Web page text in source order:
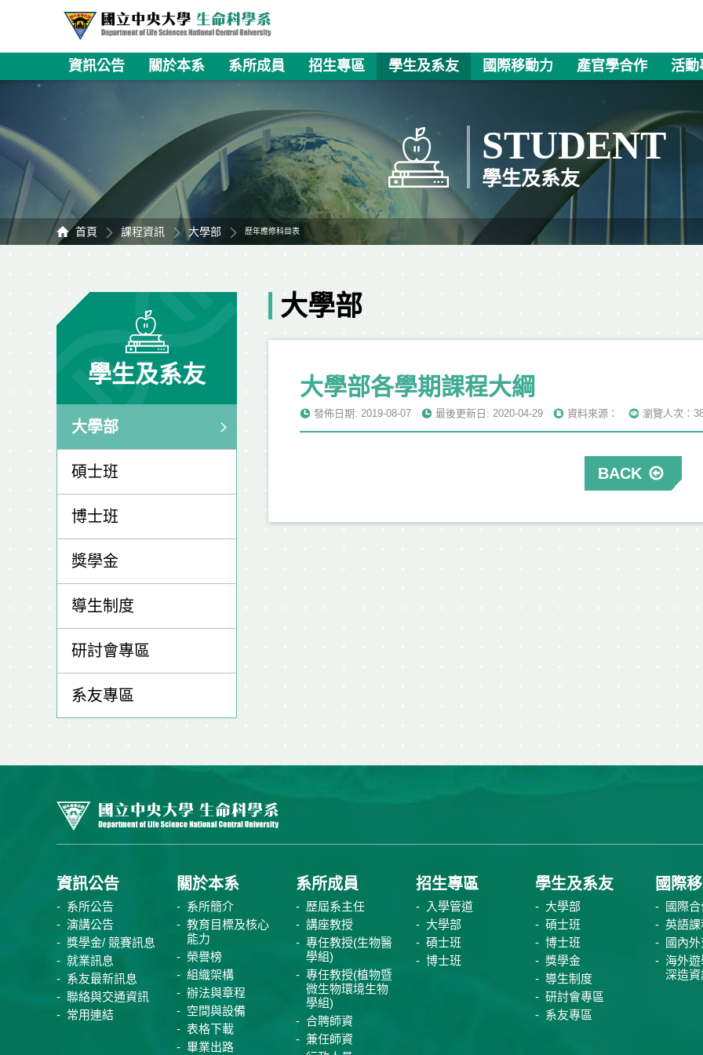
資訊公告 關於本系 系所成員 招生專區 學生及系友 國際移動力 產官學合作 活動
STUDENT
學生及系友
首頁 課程資訊 大學部 歷年應修科目表
學生及系友
大學部
碩士班
博士班
獎學金
導生制度
研討會專區
系友專區
大學部
大學部各學期課程大綱
發佈日期: 2019-08-07 最後更新日: 2020-04-29 資料來源： 瀏覽人次：
BACK
資訊公告
系所公告
演講公告
獎學金/ 競賽訊息
就業訊息
系友最新訊息
聯絡與交通資訊
常用連結
關於本系
系所簡介
教育目標及核心
能力
榮譽榜
組織架構
辦法與章程
空間與設備
表格下載
畢業出路
系所成員
歷屆系主任
講座教授
專任教授(生物醫
學組)
專任教授(植物暨
微生物環境生物
學組)
合聘師資
兼任師資
招生專區
入學管道
大學部
碩士班
博士班
學生及系友
大學部
碩士班
博士班
獎學金
導生制度
研討會專區
系友專區
國際
國際合
英語課
國內
海外
深造資